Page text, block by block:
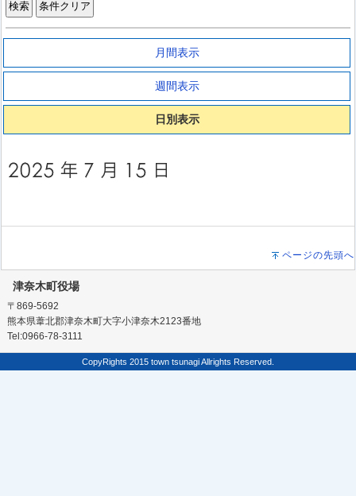
月間表示
週間表示
日別表示
ページの先頭へ
津奈木町役場
〒869-5692
熊本県葦北郡津奈木町大字小津奈木2123番地
Tel:0966-78-3111
CopyRights 2015 town tsunagi Allrights Reserved.